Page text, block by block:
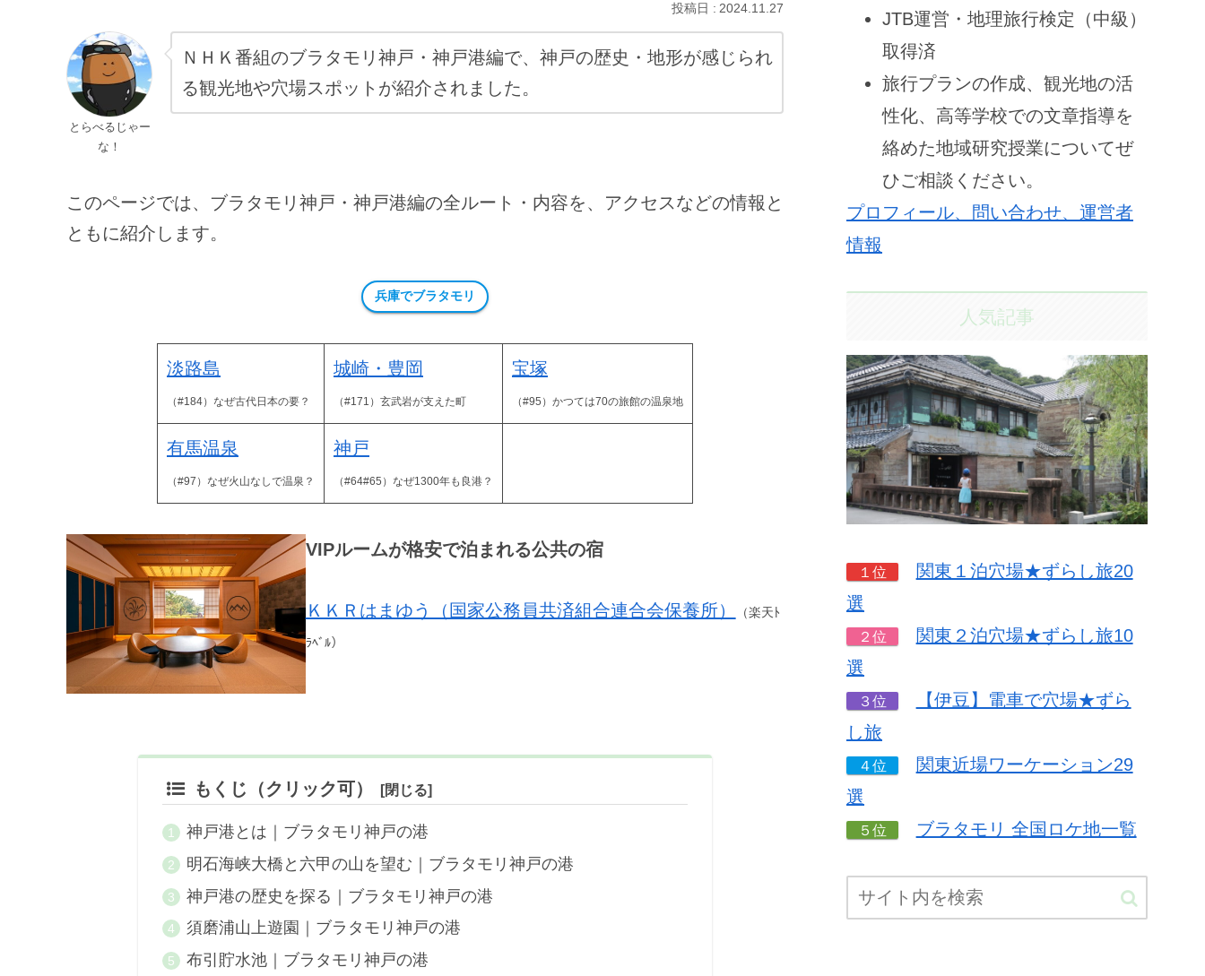
2024.11.27
とらべるじゃー
な！
ＮＨＫ番組のブラタモリ神戸・神戸港編で、神戸の歴史・地形が感じられ
る観光地や穴場スポットが紹介されました。
このページでは、ブラタモリ神戸・神戸港編の全ルート・内容を、アクセスなどの情報と
ともに紹介します。
兵庫でブラタモリ
淡路島
（#184）なぜ古代日本の要？
城崎・豊岡
（#171）玄武岩が支えた町
宝塚
（#95）かつては70の旅館の温泉地
有馬温泉
（#97）なぜ火山なしで温泉？
神戸
（#64#65）なぜ1300年も良港？
VIPルームが格安で泊まれる公共の宿
ＫＫＲはまゆう（国家公務員共済組合連合会保養所） （楽天ﾄ
ﾗﾍﾞﾙ）
もくじ（クリック可）
神戸港とは｜ブラタモリ神戸の港
明石海峡大橋と六甲の山を望む｜ブラタモリ神戸の港
神戸港の歴史を探る｜ブラタモリ神戸の港
須磨浦山上遊園｜ブラタモリ神戸の港
布引貯水池｜ブラタモリ神戸の港
JTB運営・地理旅行検定（中級）
取得済
旅行プランの作成、観光地の活
性化、高等学校での文章指導を
絡めた地域研究授業についてぜ
ひご相談ください。
プロフィール、問い合わせ、運営者
情報
人気記事
１位
関東１泊穴場★ずらし旅20
選
２位
関東２泊穴場★ずらし旅10
選
３位
【伊豆】電車で穴場★ずら
し旅
４位
関東近場ワーケーション29
選
５位 ブラタモリ 全国ロケ地一覧